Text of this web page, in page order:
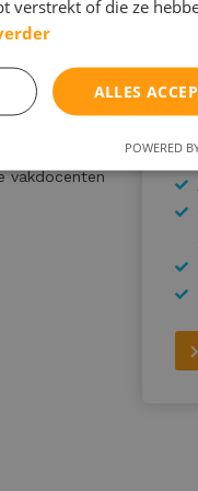
stof hoort bij
vakdocenten
verstrekt of die ze
ALLES
POWERED